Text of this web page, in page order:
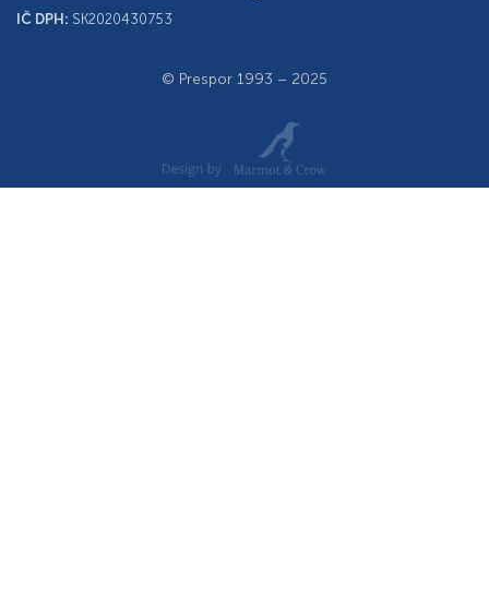
IČ DPH: SK2020430753
© Prespor 1993 – 2025